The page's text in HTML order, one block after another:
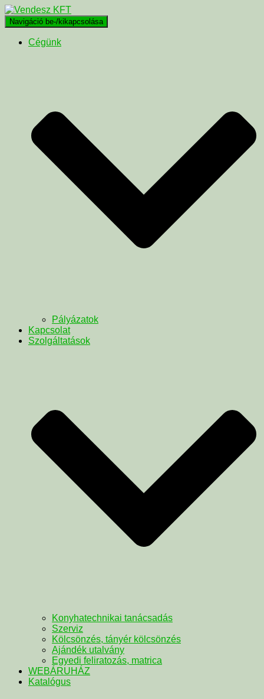
Navigáció be-/kikapcsolása
Cégünk
Pályázatok
Kapcsolat
Szolgáltatások
Konyhatechnikai tanácsadás
Szerviz
Kölcsönzés, tányér kölcsönzés
Ajándék utalvány
Egyedi feliratozás, matrica
WEBÁRUHÁZ
Katalógus